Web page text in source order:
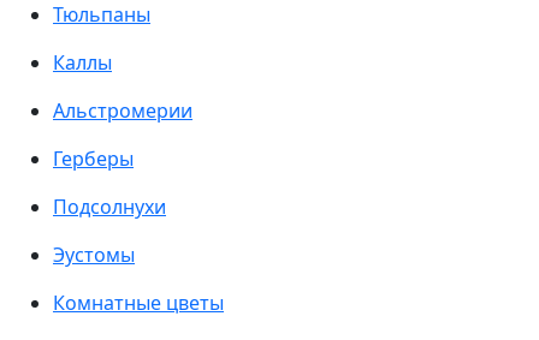
Тюльпаны
Каллы
Альстромерии
Герберы
Подсолнухи
Эустомы
Комнатные цветы